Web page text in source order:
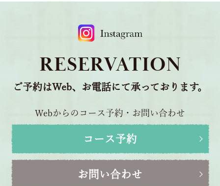
RESERVATION
ご予約はWeb、お電話にて承っております。
Webからのコース予約・お問い合わせ
コース予約
お問い合わせ